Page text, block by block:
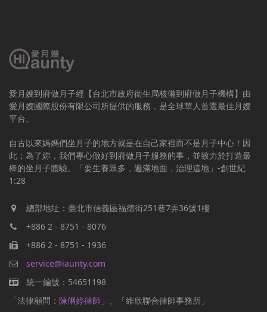
愛月嫂到府做月子經【台北市政府衛生局核備到府做月子機構】由
愛月嫂國際股份有限公司所提供的服務，是全球華人首選最佳月嫂
平台。
自古以來媽媽們坐月子的地方就是在自己家裡而不是月子中心！因
此；為了妳，我們專心做好到府做月子服務的事，並致力於打造最
棒的坐月子體驗。「要生養眾多，遍滿地面，治理這地」-創世紀
1:28
總部地址：臺北市信義區福德街251巷7弄36號1樓
+886 2 - 8751 - 8076
+886 2 - 8751 - 1936
service@iaunty.com
統一編號：54651198
「法律顧問： 陳俐婷律師 」、「維欣聯合律師事務所」